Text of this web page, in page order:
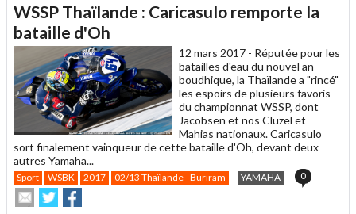
à
un
ami
WSSP Thaïlande : Caricasulo remporte la
bataille d'Oh
12 mars 2017 - Réputée pour les
batailles d'eau du nouvel an
boudhique, la Thaïlande a "rincé"
les espoirs de plusieurs favoris
du championnat WSSP, dont
Jacobsen et nos Cluzel et
Mahias nationaux. Caricasulo
sort finalement vainqueur de cette bataille d'Oh, devant deux
autres Yamaha...
Sport WSBK 2017 02/13 Thaïlande - Buriram YAMAHA 0
Envoyer
cet
Partager
sur
sur